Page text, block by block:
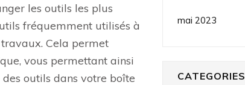
les outils les plus
fréquemment utilisés à
Cela permet
vous permettant ainsi
outils dans votre boîte
mai 2023
CATEGORIES